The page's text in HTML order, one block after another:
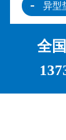
异型
全